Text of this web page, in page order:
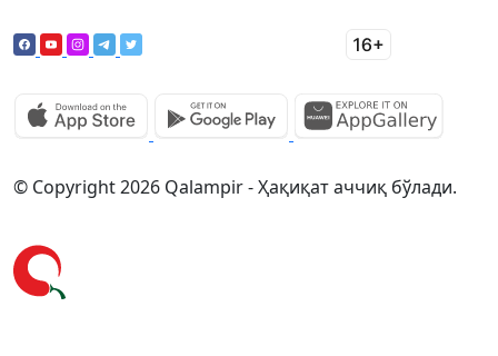
© Copyright 2026 Qalampir - Ҳақиқат аччиқ бўлади.